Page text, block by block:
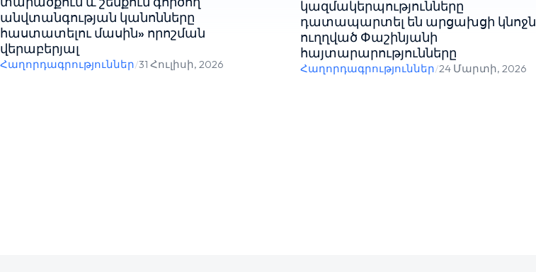
անվտանգության կանոնները
հաստատելու մասին» որոշման
վերաբերյալ
Հաղորդագրություններ/31 Հուլիսի, 2026
կազմակերպությունները
դատապարտել են արցախցի կնոջն
ուղղված Փաշինյանի
հայտարարությունները
Հաղորդագրություններ/24 Մարտի, 2026